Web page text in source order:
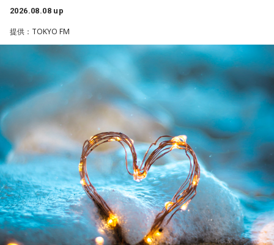
選手としても指揮官としてもヤクルトが誇る球界のレジェン
ドといえる髙津が8月15日（土）に神宮球場で行われる「ヤ
クルト×DeNA」に『ニッポン放送ショウアップナイター』の
スペシャルゲスト解説として登場する。現役時代は『ニッポ
ン放送ショウアップナイター』の事前情報番組でレギュラー
出演コーナーを持つなど、ニッポン放送リスナーにはお馴染
みの髙津だが、『ニッポン放送ショウアップナイター』で解
説を務めるのは2013年以来、13年ぶりとなる。
ペナントレースも終盤に差し掛かり、古巣・ヤクルトにとっ
て勝負の夏となる神宮球場の一戦での髙津氏ならではの視点
に注目が集まる。
『ニッポン放送ショウアップナイター』では、今後も60周年
のアニバーサリーイヤーにふさわしい球界のレジェンドたち
2026.08.08 up
提供：TOKYO FM